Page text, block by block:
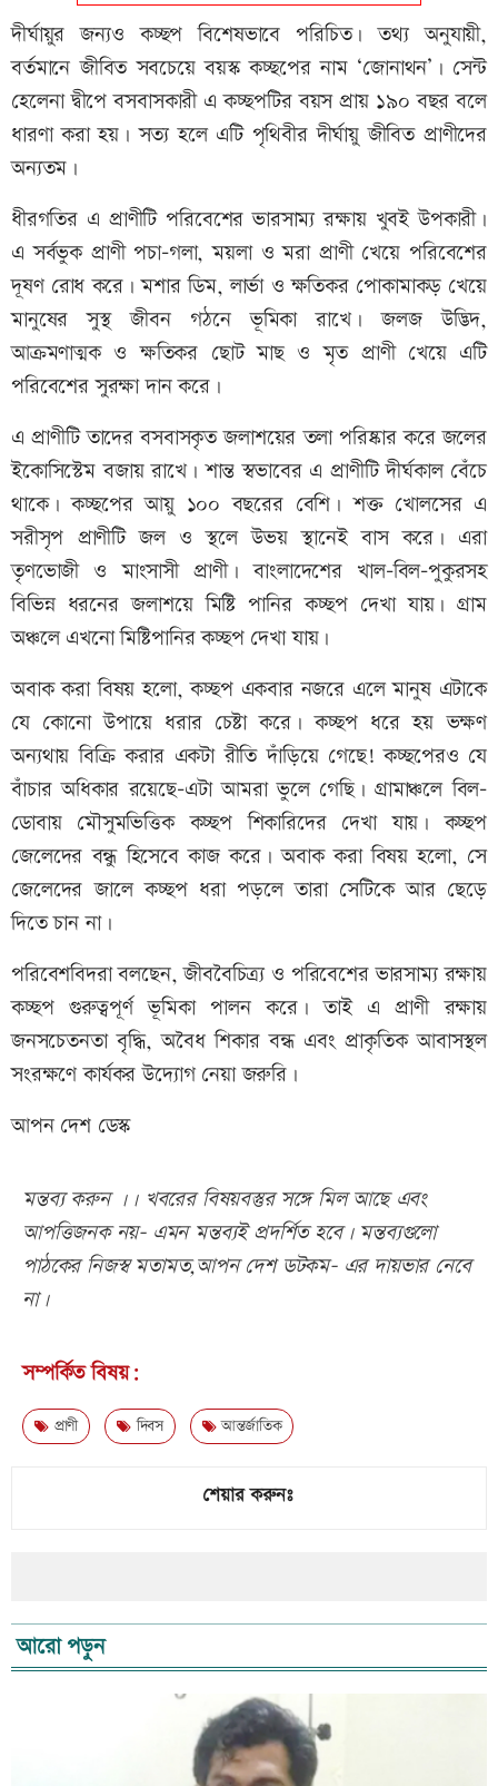
দীর্ঘায়ুর জন্যও কচ্ছপ বিশেষভাবে পরিচিত। তথ্য অনুযায়ী,
বর্তমানে জীবিত সবচেয়ে বয়স্ক কচ্ছপের নাম ‘জোনাথন’। সেন্ট
হেলেনা দ্বীপে বসবাসকারী এ কচ্ছপটির বয়স প্রায় ১৯০ বছর বলে
ধারণা করা হয়। সত্য হলে এটি পৃথিবীর দীর্ঘায়ু জীবিত প্রাণীদের
অন্যতম।
ধীরগতির এ প্রাণীটি পরিবেশের ভারসাম্য রক্ষায় খুবই উপকারী।
এ সর্বভুক প্রাণী পচা-গলা, ময়লা ও মরা প্রাণী খেয়ে পরিবেশের
দূষণ রোধ করে। মশার ডিম, লার্ভা ও ক্ষতিকর পোকামাকড় খেয়ে
মানুষের সুস্থ জীবন গঠনে ভূমিকা রাখে। জলজ উদ্ভিদ,
আক্রমণাত্মক ও ক্ষতিকর ছোট মাছ ও মৃত প্রাণী খেয়ে এটি
পরিবেশের সুরক্ষা দান করে।
এ প্রাণীটি তাদের বসবাসকৃত জলাশয়ের তলা পরিষ্কার করে জলের
ইকোসিস্টেম বজায় রাখে। শান্ত স্বভাবের এ প্রাণীটি দীর্ঘকাল বেঁচে
থাকে। কচ্ছপের আয়ু ১০০ বছরের বেশি। শক্ত খোলসের এ
সরীসৃপ প্রাণীটি জল ও স্থলে উভয় স্থানেই বাস করে। এরা
তৃণভোজী ও মাংসাসী প্রাণী। বাংলাদেশের খাল-বিল-পুকুরসহ
বিভিন্ন ধরনের জলাশয়ে মিষ্টি পানির কচ্ছপ দেখা যায়। গ্রাম
অঞ্চলে এখনো মিষ্টিপানির কচ্ছপ দেখা যায়।
অবাক করা বিষয় হলো, কচ্ছপ একবার নজরে এলে মানুষ এটাকে
যে কোনো উপায়ে ধরার চেষ্টা করে। কচ্ছপ ধরে হয় ভক্ষণ
অন্যথায় বিক্রি করার একটা রীতি দাঁড়িয়ে গেছে! কচ্ছপেরও যে
বাঁচার অধিকার রয়েছে-এটা আমরা ভুলে গেছি। গ্রামাঞ্চলে বিল-
ডোবায় মৌসুমভিত্তিক কচ্ছপ শিকারিদের দেখা যায়। কচ্ছপ
জেলেদের বন্ধু হিসেবে কাজ করে। অবাক করা বিষয় হলো, সে
জেলেদের জালে কচ্ছপ ধরা পড়লে তারা সেটিকে আর ছেড়ে
দিতে চান না।
পরিবেশবিদরা বলছেন, জীববৈচিত্র্য ও পরিবেশের ভারসাম্য রক্ষায়
কচ্ছপ গুরুত্বপূর্ণ ভূমিকা পালন করে। তাই এ প্রাণী রক্ষায়
জনসচেতনতা বৃদ্ধি, অবৈধ শিকার বন্ধ এবং প্রাকৃতিক আবাসস্থল
সংরক্ষণে কার্যকর উদ্যোগ নেয়া জরুরি।
আপন দেশ ডেস্ক
মন্তব্য করুন ।। খবরের বিষয়বস্তুর সঙ্গে মিল আছে এবং
আপত্তিজনক নয়- এমন মন্তব্যই প্রদর্শিত হবে। মন্তব্যগুলো
পাঠকের নিজস্ব মতামত,আপন দেশ ডটকম- এর দায়ভার নেবে
না।
সম্পর্কিত বিষয়:
প্রাণী দিবস আন্তর্জাতিক
শেয়ার করুনঃ
আরো পড়ুন